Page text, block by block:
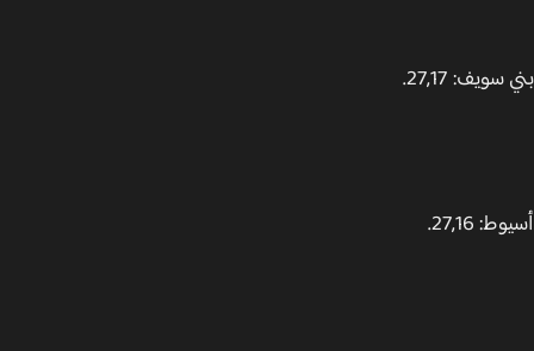
27,17.
27,16.